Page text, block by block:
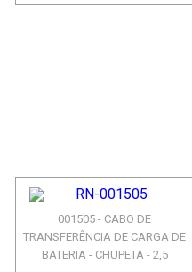
001505 - CABO DE
TRANSFERÊNCIA DE CARGA DE
BATERIA - CHUPETA - 2,5